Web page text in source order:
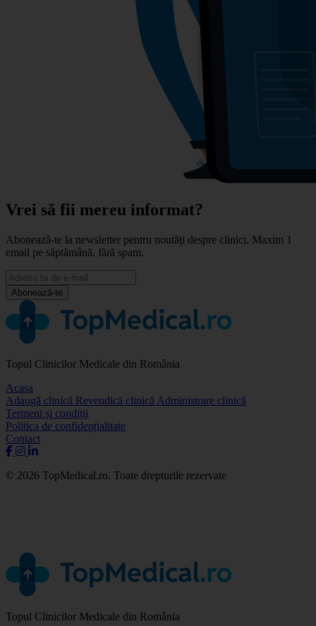
Vrei să fii mereu informat?
Abonează-te la newsletter pentru noutăți despre clinici. Maxim 1
email pe săptămână, fără spam.
Abonează-te
Topul Clinicilor Medicale din România
Acasa
Adaugă clinică Revendică clinică Administrare clinică
Termeni și condiții
Politica de confidențialitate
Contact
© 2026 TopMedical.ro. Toate drepturile rezervate
Topul Clinicilor Medicale din România